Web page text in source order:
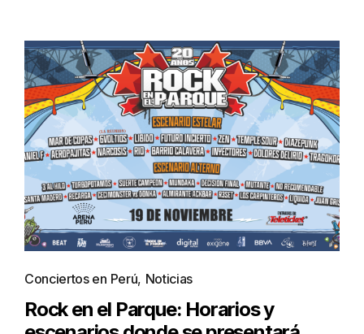
Conciertos en Perú, Noticias
Rock en el Parque: Horarios y